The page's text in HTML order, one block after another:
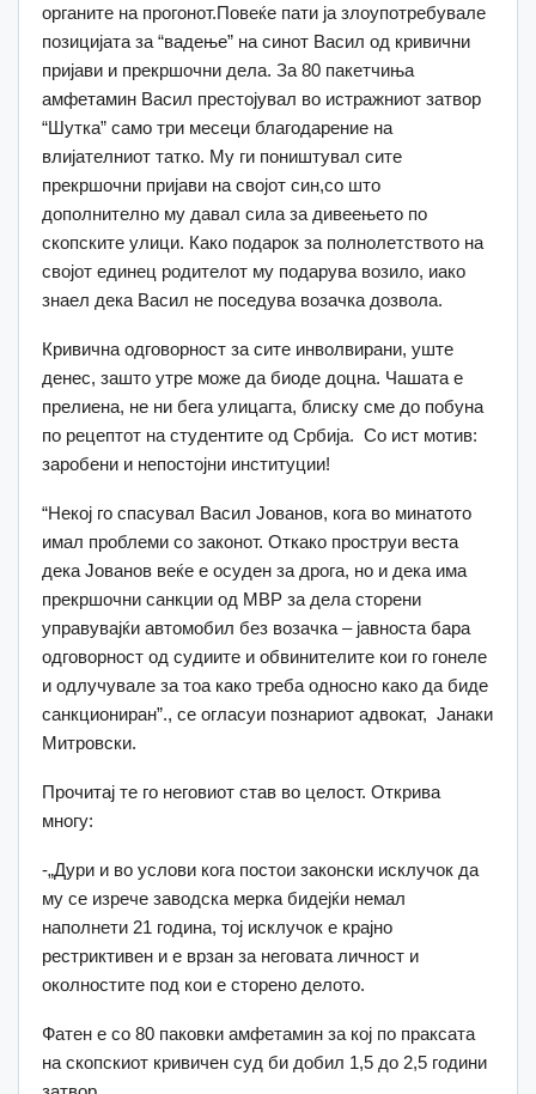
органите на прогонот.Повеќе пати ја злоупотребувале
позицијата за “вадење” на синот Васил од кривични
пријави и прекршочни дела. За 80 пакетчиња
амфетамин Васил престојувал во истражниот затвор
“Шутка” само три месеци благодарение на
влијателниот татко. Му ги поништувал сите
прекршочни пријави на својот син,со што
дополнително му давал сила за дивеењето по
скопските улици. Како подарок за полнолетството на
својот единец родителот му подарува возило, иако
знаел дека Васил не поседува возачка дозвола.
Кривична одговорност за сите инволвирани, уште
денес, зашто утре може да биоде доцна. Чашата е
прелиена, не ни бега улицагта, блиску сме до побуна
по рецептот на студентите од Србија. Со ист мотив:
заробени и непостојни институции!
“Некој го спасувал Васил Јованов, кога во минатото
имал проблеми со законот. Откако проструи веста
дека Јованов веќе е осуден за дрога, но и дека има
прекршочни санкции од МВР за дела сторени
управувајќи автомобил без возачка – јавноста бара
одговорност од судиите и обвинителите кои го гонеле
и одлучувале за тоа како треба односно како да биде
санкциониран”., се огласуи познариот адвокат, Јанаки
Митровски.
Прочитај те го неговиот став во целост. Открива
многу:
-„Дури и во услови кога постои законски исклучок да
му се изрече заводска мерка бидејќи немал
наполнети 21 година, тој исклучок е крајно
рестриктивен и е врзан за неговата личност и
околностите под кои е сторено делото.
Фатен е со 80 паковки амфетамин за кој по праксата
на скопскиот кривичен суд би добил 1,5 до 2,5 години